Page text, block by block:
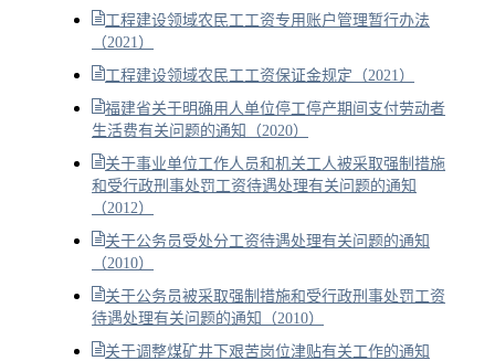
工程建设领域农民工工资专用账户管理暂行办法
（2021）
工程建设领域农民工工资保证金规定（2021）
福建省关于明确用人单位停工停产期间支付劳动者
生活费有关问题的通知（2020）
关于事业单位工作人员和机关工人被采取强制措施
和受行政刑事处罚工资待遇处理有关问题的通知
（2012）
关于公务员受处分工资待遇处理有关问题的通知
（2010）
关于公务员被采取强制措施和受行政刑事处罚工资
待遇处理有关问题的通知（2010）
关于调整煤矿井下艰苦岗位津贴有关工作的通知